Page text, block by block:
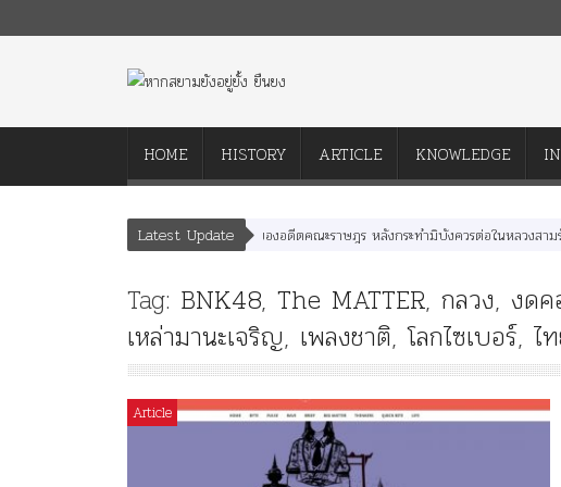
HOME HISTORY ARTICLE KNOWLEDGE
Latest Update
คำสารภาพของอดีตคณะราษฎร หลังกระทำมิบังควรต่อในหลวงสามรัช
Tag: BNK48, The MATTER, กลวง, งด
เหล่ามานะเจริญ, เพลงชาติ,โลกไซเบอร์, ไ
Article
History Knowledge
“เทวรูปพระยาพหลพล